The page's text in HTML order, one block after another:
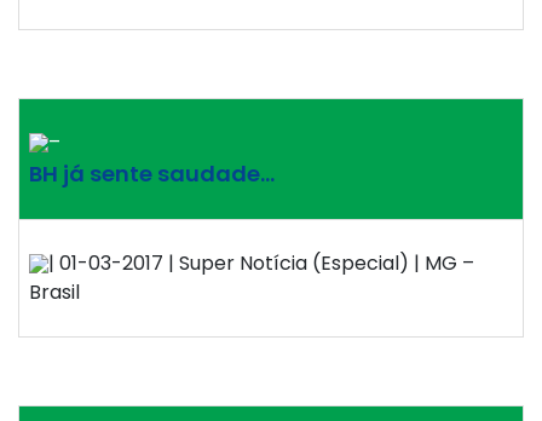
–
BH já sente saudade…
| 01-03-2017 | Super Notícia (Especial) | MG –
Brasil